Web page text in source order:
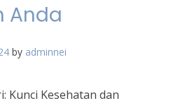
Anda
by adminnei
Kunci Kesehatan dan